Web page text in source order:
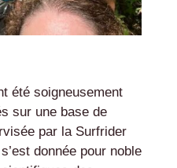
été soigneusement
sur une base de
par la Surfrider
donnée pour noble